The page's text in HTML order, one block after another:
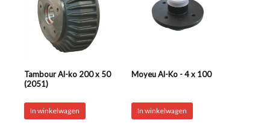
Tambour Al-ko 200 x 50
(2051)
In winkelwagen
Moyeu Al-Ko - 4 x 100
In winkelwagen